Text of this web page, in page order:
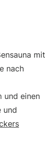
mit
nach
und einen
und